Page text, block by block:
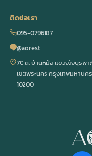
ติดต่อเรา
095-0796187
@aorest
70 ถ. บ้านหม้อ แขวงวังบูรพ
เขตพระนคร กรุงเทพมหานคร
10200